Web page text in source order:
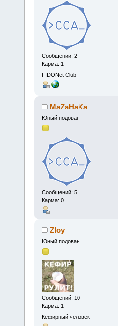
Сообщений: 2
Карма: 1
FIDONet Club
MaZaHaKa
Юный подован
Сообщений: 5
Карма: 0
Zloy
Юный подован
Сообщений: 10
Карма: 1
Кефирный человек